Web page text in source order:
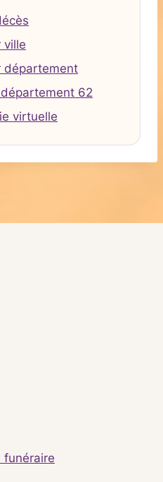
ville
département
62
virtuelle
funéraire